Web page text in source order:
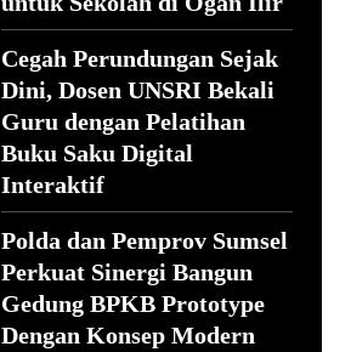
Cegah Perundungan Sejak
Dini, Dosen UNSRI Bekali
Guru dengan Pelatihan
Buku Saku Digital
Interaktif
Polda dan Pemprov Sumsel
Perkuat Sinergi Bangun
Gedung BPKB Prototype
Dengan Konsep Modern